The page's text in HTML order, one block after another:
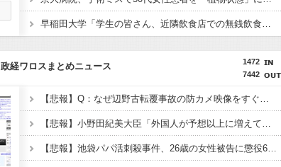
早稲田大学「学生の皆さん、近隣飲食店での無銭飲食はやめてください」
1472
7442
政経ワロスまとめニュース
【悲報】Q：なぜ辺野古転覆事故の防カメ映像をすぐに公開しなかったのか？ → 玉城デニー知事の衝撃の回答がコチラ → ｗｗｗｗｗｗｗｗｗｗｗｗｗｗｗ
【悲報】小野田紀美大臣「外国人が予想以上に増えている！」 ← 自民党が自ら受け入れ推進しておいて他人事発言と突っ込み殺到 ｗｗｗｗｗｗｗｗｗｗｗｗｗｗ
【悲報】池袋パパ活刺殺事件、26歳の女性被告に懲役6年「司法の女割」批判が紛糾 → ﾈｯﾄ「ジャンポケ斎藤の罪より軽くて草」ｗｗｗｗｗｗｗｗｗｗｗｗｗｗｗｗ